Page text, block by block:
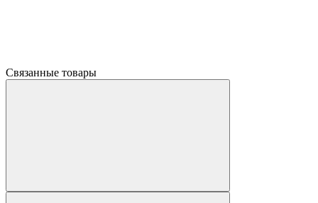
Связанные товары